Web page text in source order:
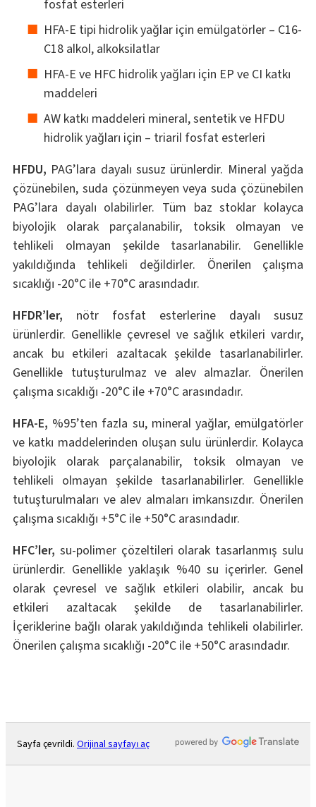
fosfat esterleri
HFA-E tipi hidrolik yağlar için emülgatörler – C16-
C18 alkol, alkoksilatlar
HFA-E ve HFC hidrolik yağları için EP ve CI katkı
maddeleri
AW katkı maddeleri mineral, sentetik ve HFDU
hidrolik yağları için – triaril fosfat esterleri
HFDU, PAG’lara dayalı susuz ürünlerdir. Mineral yağda
çözünebilen, suda çözünmeyen veya suda çözünebilen
PAG’lara dayalı olabilirler. Tüm baz stoklar kolayca
biyolojik olarak parçalanabilir, toksik olmayan ve
tehlikeli olmayan şekilde tasarlanabilir. Genellikle
yakıldığında tehlikeli değildirler. Önerilen çalışma
sıcaklığı -20°C ile +70°C arasındadır.
HFDR’ler, nötr fosfat esterlerine dayalı susuz
ürünlerdir. Genellikle çevresel ve sağlık etkileri vardır,
ancak bu etkileri azaltacak şekilde tasarlanabilirler.
Genellikle tutuşturulmaz ve alev almazlar. Önerilen
çalışma sıcaklığı -20°C ile +70°C arasındadır.
HFA-E, %95’ten fazla su, mineral yağlar, emülgatörler
ve katkı maddelerinden oluşan sulu ürünlerdir. Kolayca
biyolojik olarak parçalanabilir, toksik olmayan ve
tehlikeli olmayan şekilde tasarlanabilirler. Genellikle
tutuşturulmaları ve alev almaları imkansızdır. Önerilen
çalışma sıcaklığı +5°C ile +50°C arasındadır.
HFC’ler, su-polimer çözeltileri olarak tasarlanmış sulu
ürünlerdir. Genellikle yaklaşık %40 su içerirler. Genel
olarak çevresel ve sağlık etkileri olabilir, ancak bu
etkileri azaltacak şekilde de tasarlanabilirler.
İçeriklerine bağlı olarak yakıldığında tehlikeli olabilirler.
Önerilen çalışma sıcaklığı -20°C ile +50°C arasındadır.
Sayfa çevrildi. Orijinal sayfayı aç